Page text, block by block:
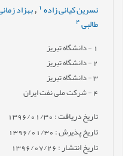
نسرین کیانی زاده1
, بهزاد زمانی
طالبی 4
- دانشگاه تبریز
2- دانشگاه تبریز
3- دانشگاه تبریز
4- شرکت ملی نفت ایران
تاریخ دریافت : 1396/01/30
تاریخ پذیرش : 1396/01/30
تاریخ انتشار : 1396/07/26